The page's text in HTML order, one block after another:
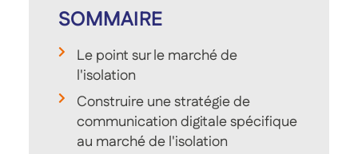
SOMMAIRE
Le point sur le marché de
l'isolation
Construire une stratégie de
communication digitale spécifique
au marché de l'isolation